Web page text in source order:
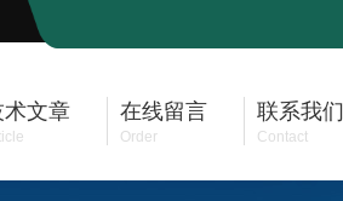
术文章 在线留言
Order
联系我们
Contact